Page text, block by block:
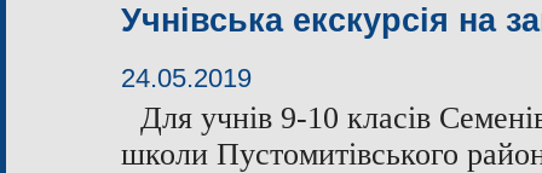
Учнівська екскурсія на
24.05.2019
Для учнів 9-10 класів
школи Пустомитівського